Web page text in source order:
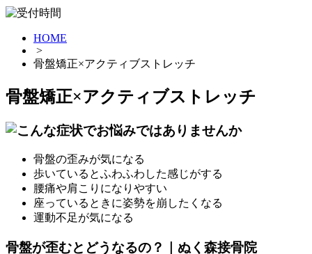
HOME
>
骨盤矯正×アクティブストレッチ
骨盤矯正×アクティブストレッチ
骨盤の歪みが気になる
歩いているとふわふわした感じがする
腰痛や肩こりになりやすい
座っているときに姿勢を崩したくなる
運動不足が気になる
骨盤が歪むとどうなるの？｜ぬく森接骨院